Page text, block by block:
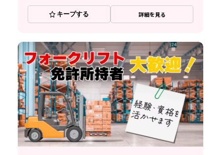
キープする 詳細を見る